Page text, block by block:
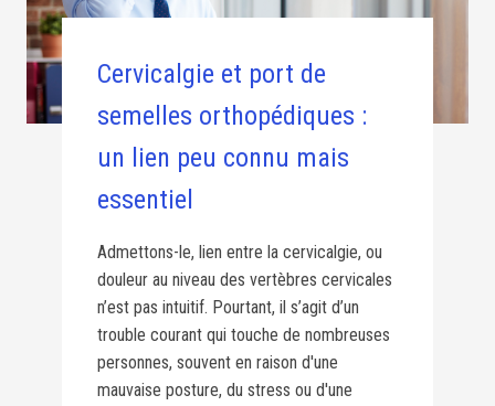
Cervicalgie et port de
semelles orthopédiques :
un lien peu connu mais
essentiel
Admettons-le, lien entre la cervicalgie, ou
douleur au niveau des vertèbres cervicales
n’est pas intuitif. Pourtant, il s’agit d’un
trouble courant qui touche de nombreuses
personnes, souvent en raison d'une
mauvaise posture, du stress ou d'une